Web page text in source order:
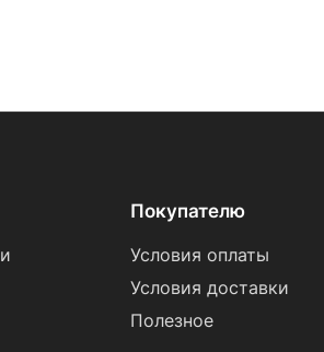
Покупателю
Условия оплаты
Условия доставки
Полезное